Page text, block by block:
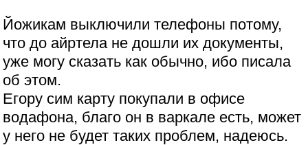
Йожикам выключили телефоны потому,
что до айртела не дошли их документы,
уже могу сказать как обычно, ибо писала
об этом.
Егору сим карту покупали в офисе
водафона, благо он в варкале есть, может
у него не будет таких проблем, надеюсь.